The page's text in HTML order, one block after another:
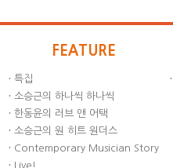
FEATURE
· 특집
· 소승근의 하나씩 하나씩
· 한동윤의 러브 앤 어택
· 소승근의 원 히트 원더스
· Contemporary Musician Story
· Live!
·